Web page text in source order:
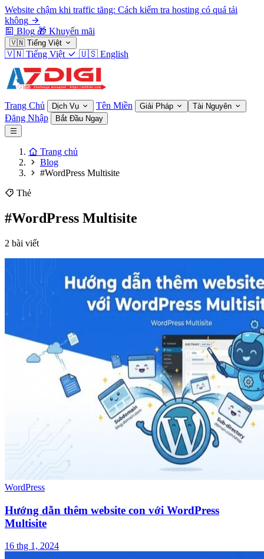
Website chậm khi traffic tăng: Cách kiểm tra hosting có quá tải
không
Blog 🎁 Khuyến mãi
🇻🇳 Tiếng Việt
🇻🇳 Tiếng Việt 🇺🇸 English
Trang Chủ Dịch Vụ Tên Miền Giải Pháp Tài Nguyên
Đăng Nhập Bắt Đầu Ngay
Trang chủ
Blog
#WordPress Multisite
Thẻ
#WordPress Multisite
2 bài viết
WordPress
Hướng dẫn thêm website con với WordPress
Multisite
16 thg 1, 2024